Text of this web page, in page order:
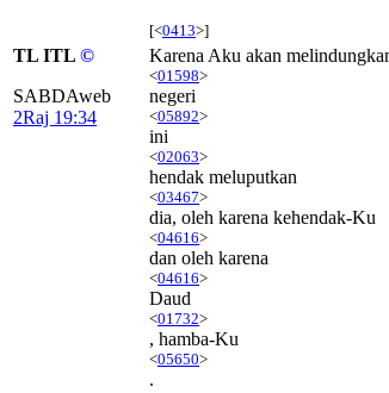
[<0413>]
TL ITL ©
SABDAweb
2Raj 19:34
Karena Aku akan
<01598>
negeri
<05892>
ini
<02063>
hendak meluputkan
<03467>
dia, oleh karena kehendak-Ku
<04616>
dan oleh karena
<04616>
Daud
<01732>
, hamba-Ku
<05650>
.